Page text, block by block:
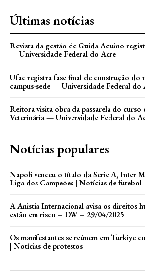
Últimas notícias
Revista da gestão de Guida Aquino
— Universidade Federal do Acre
Ufac registra fase final de construção do
campus-sede — Universidade Federal do
Reitora visita obra da passarela do curso
Veterinária — Universidade Federal do
Notícias populares
Napoli venceu o título da Serie A, Inter
Liga dos Campeões | Notícias de futebol
A Anistia Internacional avisa os direitos
estão em risco – DW – 29/04/2025
Os manifestantes se reúnem em Turkiye
| Notícias de protestos